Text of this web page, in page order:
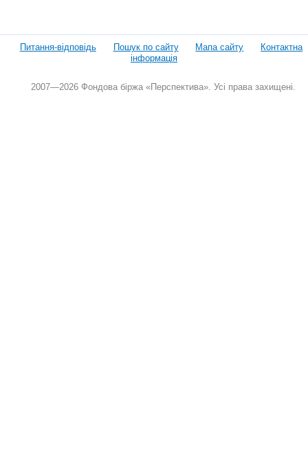
Питання-відповідь Пошук по сайту Мапа сайту
Контактна
інформація
2007—2026 Фондова біржа «Перспектива». Усі права захищені.